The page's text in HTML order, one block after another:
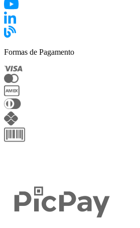
Formas de Pagamento